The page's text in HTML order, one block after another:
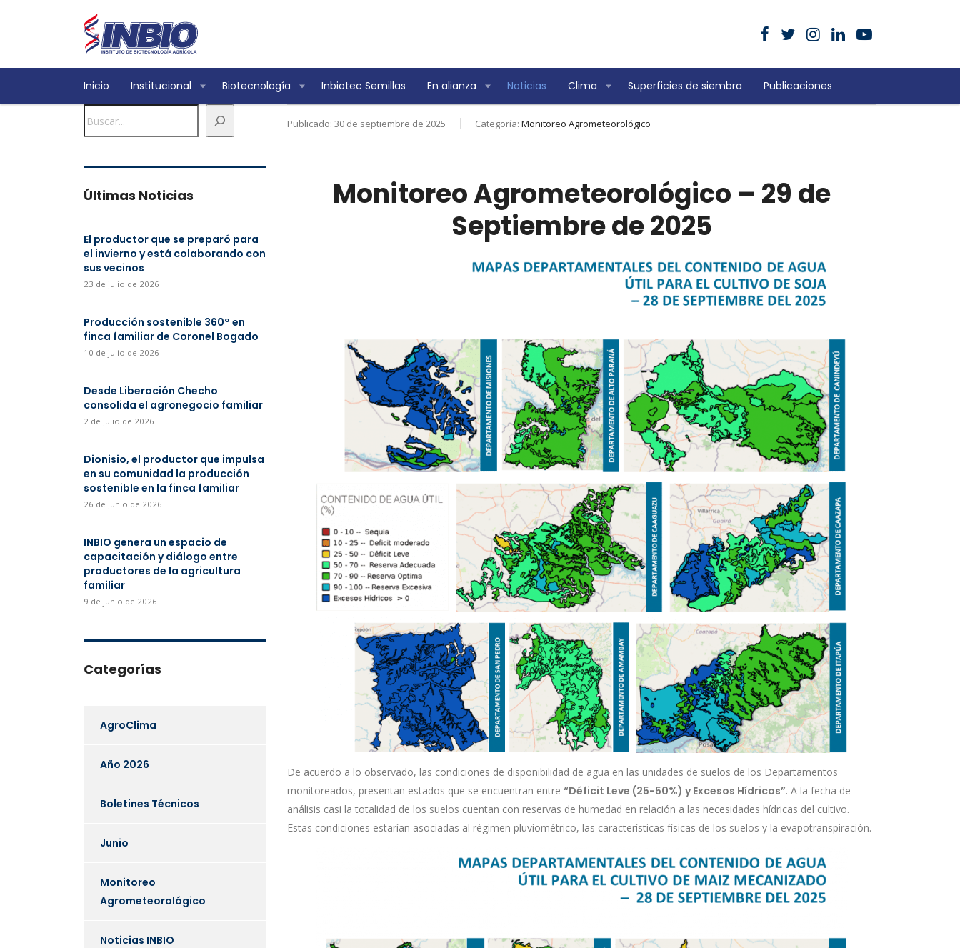
Inicio Institucional Biotecnología Inbiotec Semillas En alianza Noticias Clima Superficies de siembra Publicaciones
Publicado: 30 de septiembre de 2025 Categoría: Monitoreo Agrometeorológico
Monitoreo Agrometeorológico – 29 de
Septiembre de 2025
De acuerdo a lo observado, las condiciones de disponibilidad de agua en las unidades de suelos de los Departamentos
monitoreados, presentan estados que se encuentran entre “Déficit Leve (25-50%) y Excesos Hídricos”. A la fecha de
análisis casi la totalidad de los suelos cuentan con reservas de humedad en relación a las necesidades hídricas del cultivo.
Estas condiciones estarían asociadas al régimen pluviométrico, las características físicas de los suelos y la evapotranspiración.
Últimas Noticias
El productor que se preparó para
el invierno y está colaborando con
sus vecinos
23 de julio de 2026
Producción sostenible 360° en
finca familiar de Coronel Bogado
10 de julio de 2026
Desde Liberación Checho
consolida el agronegocio familiar
2 de julio de 2026
Dionisio, el productor que impulsa
en su comunidad la producción
sostenible en la finca familiar
26 de junio de 2026
INBIO genera un espacio de
capacitación y diálogo entre
productores de la agricultura
familiar
9 de junio de 2026
Categorías
AgroClima
Año 2026
Boletines Técnicos
Junio
Monitoreo
Agrometeorológico
Noticias INBIO